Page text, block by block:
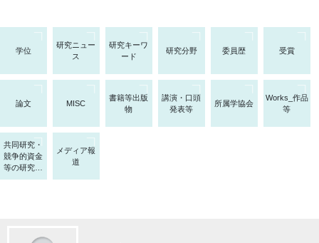
学位
研究ニュー
ス
研究キーワ
ード
研究分野 委員歴 受賞
論文 MISC
書籍等出版
物
講演・口頭
発表等
所属学協会
Works_作品
等
共同研究・
競争的資金
等の研究課
題
メディア報
道